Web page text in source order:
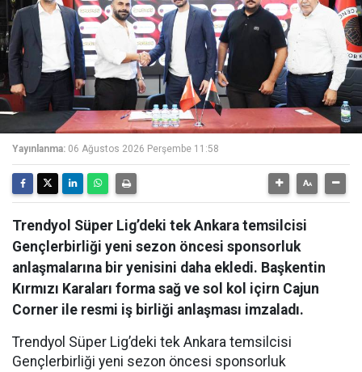
Yayınlanma: 06 Ağustos 2026 Perşembe 11:58
Trendyol Süper Lig’deki tek Ankara temsilcisi
Gençlerbirliği yeni sezon öncesi sponsorluk
anlaşmalarına bir yenisini daha ekledi. Başkentin
Kırmızı Karaları forma sağ ve sol kol içirn Cajun
Corner ile resmi iş birliği anlaşması imzaladı.
Trendyol Süper Lig’deki tek Ankara temsilcisi
Gençlerbirliği yeni sezon öncesi sponsorluk